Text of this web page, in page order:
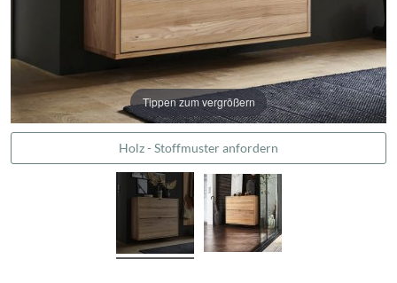
Tippen zum vergrößern
Holz - Stoffmuster anfordern